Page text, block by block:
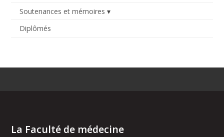
Soutenances et mémoires
Diplômés
La Faculté de médecine